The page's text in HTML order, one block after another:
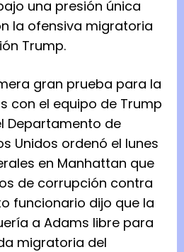
una presión única
la ofensiva migratoria
Trump.
gran prueba para la
con el equipo de Trump
Departamento de
Unidos ordenó el lunes
en Manhattan que
de corrupción contra
funcionario dijo que la
a Adams libre para
migratoria del